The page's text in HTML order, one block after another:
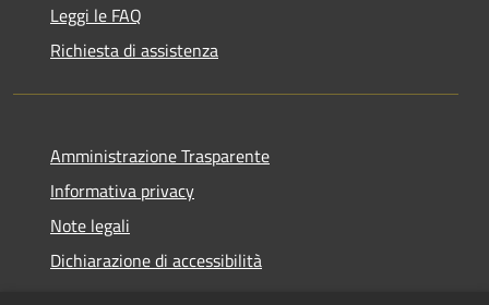
Leggi le FAQ
Richiesta di assistenza
Amministrazione Trasparente
Informativa privacy
Note legali
Dichiarazione di accessibilità